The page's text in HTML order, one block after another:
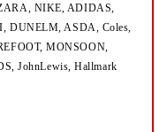
NIKE, ADIDAS,
DUNELM, ASDA, Coles,
MONSOON,
JohnLewis, Hallmark